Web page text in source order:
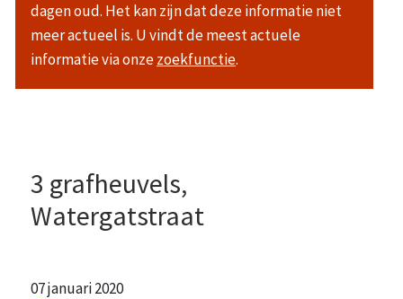
dagen oud. Het kan zijn dat deze informatie niet
meer actueel is. U vindt de meest actuele
informatie via onzezoekfunctie.
3 grafheuvels,
Watergatstraat
07 januari 2020